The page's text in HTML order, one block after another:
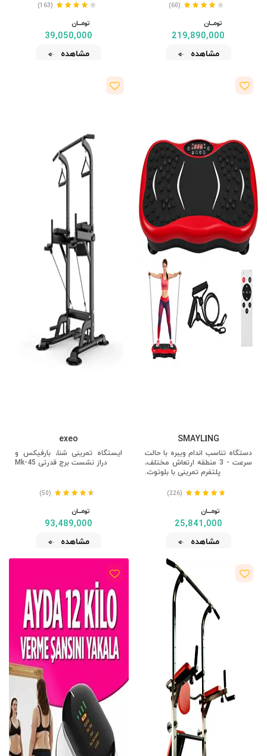
(60)
تومــــــان
219,890,000
مشاهده
(163)
تومــــــان
39,050,000
مشاهده
SMAYLİNG
دستگاه تناسب اندام ویبره با حالت
سرعت - 3 منطقه ارتعاش مختلف،
پلتفرم تمرینی با بلوتوث.
(226)
تومــــــان
25,841,000
مشاهده
exeo
ایستگاه تمرینی شنا، بارفیکس و
دراز نشست برج قدرتی Mk-45
(50)
تومــــــان
93,489,000
مشاهده